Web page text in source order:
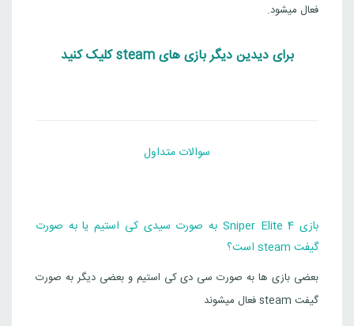
فعال میشود.
برای دیدین دیگر بازی های steam کلیک کنید
سوالات متداول
بازی Sniper Elite 4 به صورت سیدی کی استیم یا به صورت
گیفت steam است؟
بعضی بازی ها به صورت سی دی کی استیم و بعضی دیگر به صورت
گیفت steam فعال میشوند